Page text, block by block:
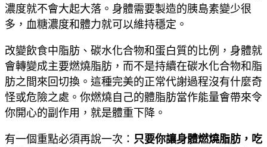
濃度就不會大起大落。身體需要製造的胰島素變少很
多，血糖濃度和體力就可以維持穩定。
改變飲食中脂肪、碳水化合物和蛋白質的比例，身體就
會轉變成主要燃燒脂肪，而不是持續在碳水化合物和脂
肪之間來回切換。這種完美的正常代謝過程沒有什麼奇
怪或危險之處。你燃燒自己的體脂肪當作能量會帶來令
你開心的副作用，就是體重下降。
有一個重點必須再說一次： 只要你讓身體燃燒脂肪，吃